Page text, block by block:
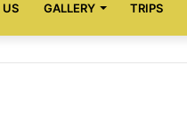
GALLERY TRIPS